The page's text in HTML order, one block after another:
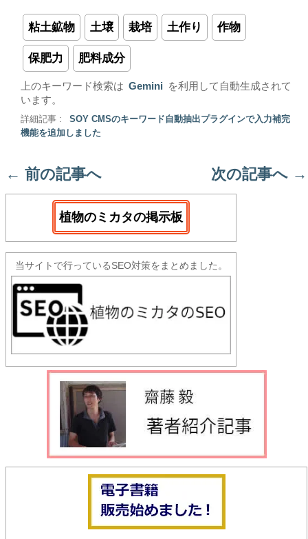
粘土鉱物 土壌 栽培 土作り 作物
保肥力 肥料成分
上のキーワード検索は Gemini
を利用して自動生成されて
います。
詳細記事 :
SOY CMSのキーワード自動抽出プラグインで入力補完
機能を追加しました
← 前の記事へ 次の記事へ →
植物のミカタの掲示板
当サイトで行っているSEO対策をまとめました。